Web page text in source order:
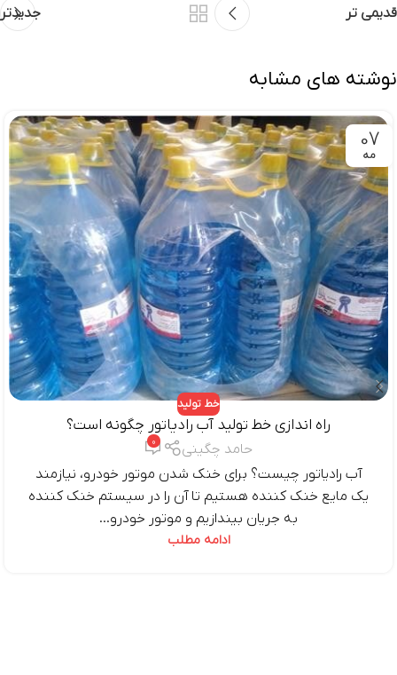
جدیدتر قدیمی تر
نوشته های مشابه
07
مه
خط تولید
راه اندازی خط تولید آب رادیاتور چگونه است؟
حامد چگینی 0
آب رادیاتور چیست؟ برای خنک شدن موتور خودرو، نیازمند
یک مایع خنک کننده هستیم تا آن را در سیستم خنک کننده
به جریان بیندازیم و موتور خودرو...
ادامه مطلب